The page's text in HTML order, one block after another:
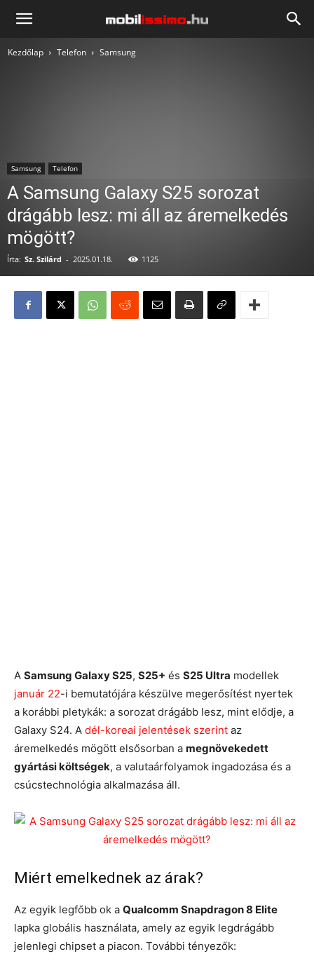
Mobilissimo.hu
Kezdőlap Telefon Samsung
Samsung Telefon
A Samsung Galaxy S25 sorozat
drágább lesz: mi áll az áremelkedés
mögött?
Írta: Sz. Szilárd - 2025.01.18. 1125
A Samsung Galaxy S25, S25+ és S25 Ultra modellek
január 22-i bemutatójára készülve megerősítést nyertek
a korábbi pletykák: a sorozat drágább lesz, mint elődje, a
Galaxy S24. A dél-koreai jelentések szerint az
áremelkedés mögött elsősorban a megnövekedett
gyártási költségek, a valutaárfolyamok ingadozása és a
csúcstechnológia alkalmazása áll.
Miért emelkednek az árak?
Az egyik legfőbb ok a Qualcomm Snapdragon 8 Elite
lapka globális használata, amely az egyik legdrágább
jelenlegi chipset a piacon. További tényezők: